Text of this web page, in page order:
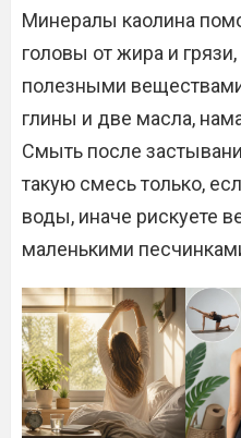
Минералы каолина
головы от жира и
полезными
глины и две масла,
Смыть после
такую смесь только,
воды, иначе рискуете
маленькими